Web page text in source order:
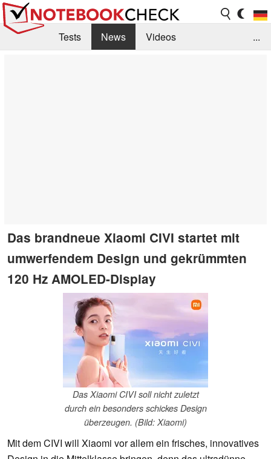
Tests News
Videos
...
Das brandneue Xiaomi CIVI startet mit
umwerfendem Design und gekrümmten
120 Hz AMOLED-Display
Das Xiaomi CIVI soll nicht zuletzt
durch ein besonders schickes Design
überzeugen. (Bild: Xiaomi)
Mit dem CIVI will Xiaomi vor allem ein frisches, innovatives